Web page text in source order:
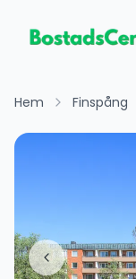
Hem Finspång